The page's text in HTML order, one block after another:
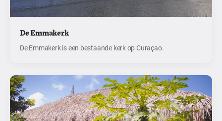
De Emmakerk
De Emmakerk is een bestaande kerk op Curaçao.